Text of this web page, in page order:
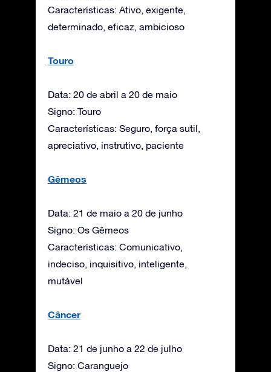
Características: Ativo, exigente,
determinado, eficaz, ambicioso
Touro
Data: 20 de abril a 20 de maio
Signo: Touro
Características: Seguro, força sutil,
apreciativo, instrutivo, paciente
Gêmeos
Data: 21 de maio a 20 de junho
Signo: Os Gêmeos
Características: Comunicativo,
indeciso, inquisitivo, inteligente,
mutável
Câncer
Data: 21 de junho a 22 de julho
Signo: Caranguejo